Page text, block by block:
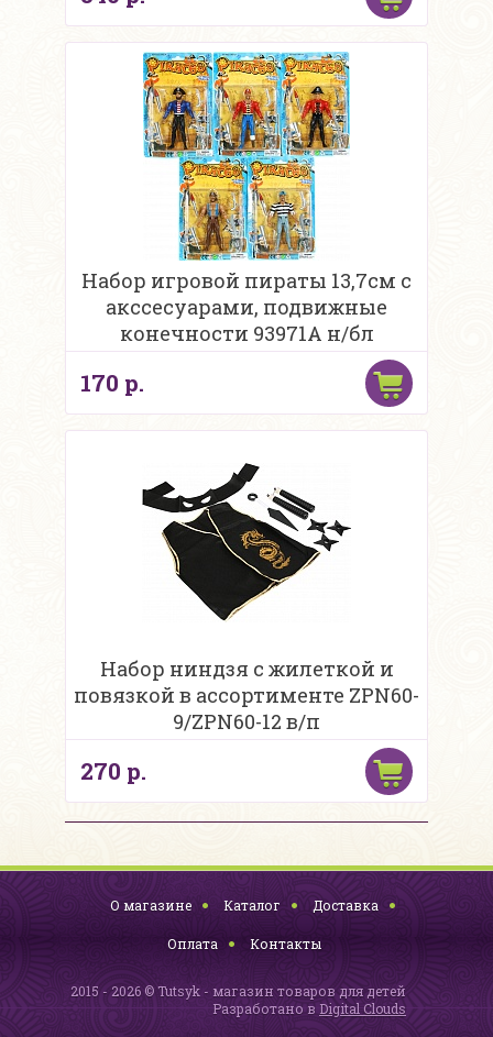
Набор игровой пираты 13,7см с
акссесуарами, подвижные
конечности 93971А н/бл
170 р.
Набор ниндзя с жилеткой и
повязкой в ассортименте ZPN60-
9/ZPN60-12 в/п
270 р.
О магазине Каталог Доставка
Оплата Контакты
2015 - 2026 © Tutsyk - магазин товаров для детей
Разработано в Digital Clouds